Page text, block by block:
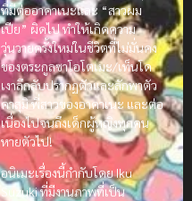
ที่มีต่ออาคาเนะและ “สาวผม
เปีย” ผิดไป ทำให้เกิดความ
วุ่นวายครั้งใหม่ในชีวิตที่ไม่มั่นคง
ของตระกูลซาโอโตเมะ/เท็นโด
เงาลึกลับปรากฏตัวและลักพาตัว
คาสุมิ พี่สาวของอาคาเนะ และต่อ
เนื่องไปจนถึงเด็กผู้หญิงทุกคน
หายตัวไป!
อนิเมะเรื่องนี้กำกับโดย Iku
Suzuki ที่มีงานภาพที่เป็น